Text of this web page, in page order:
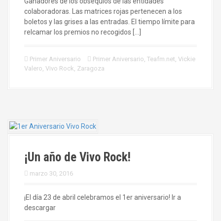
colaboradoras. Las matrices rojas pertenecen a los
boletos y las grises a las entradas. El tiempo límite para
relcamar los premios no recogidos […]
Primer Aniversario Primer Aniversario, Teafm.net, Vickie
Valero, Vivo Rock, Zaragoza
¡Un año de Vivo Rock!
marzo 30, 2016
¡El día 23 de abril celebramos el 1er aniversario! Ir a
descargar